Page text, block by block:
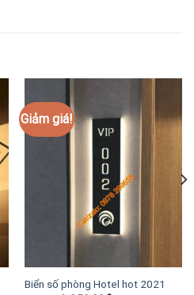
Giảm giá!
Biển số phòng Hotel hot 2021